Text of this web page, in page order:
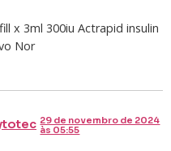
x 3ml 300iu Actrapid insulin
Nor
29 de novembro de 2024
às 05:55